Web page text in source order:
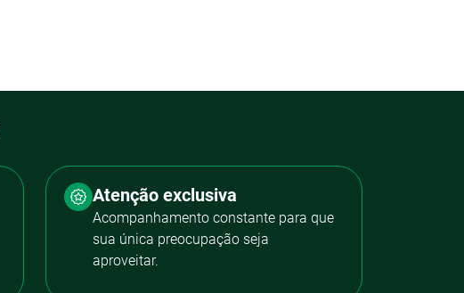
Atenção exclusiva
Acompanhamento constante para que
sua única preocupação seja
aproveitar.